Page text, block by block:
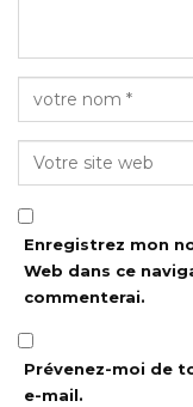
Enregistrez mon
Web dans ce
commenterai.
Prévenez-moi de
e-mail.